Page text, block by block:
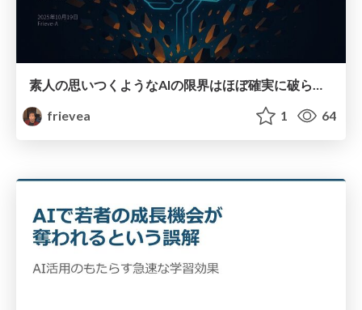
素人の思いつくようなAIの限界はほぼ確実に破られる説
frievea
1 64